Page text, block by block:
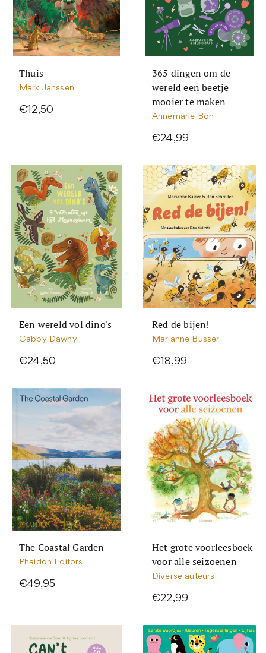
Thuis
Mark Janssen
€12,50
365 dingen om de
wereld een beetje
mooier te maken
Annemarie Bon
€24,99
Een wereld vol dino's
Gabby Dawny
€24,50
Red de bijen!
Marianne Busser
€18,99
The Coastal Garden
Phaidon Editors
€49,95
Het grote voorleesboek
voor alle seizoenen
Diverse auteurs
€22,99